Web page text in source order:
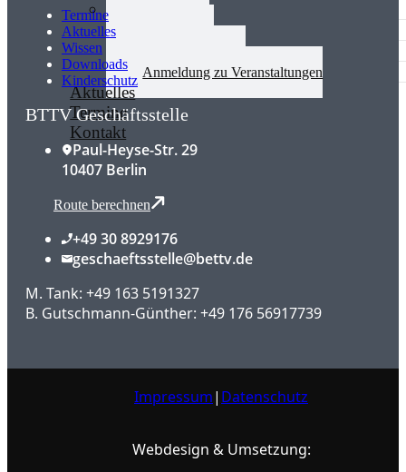
Ausbildung
Trainerbörse
Lehre Downloads
Anmeldung zu Veranstaltungen
Aktuelles
Termine
Kontakt
Termine
Aktuelles
Wissen
Downloads
Kinderschutz
BTTV Geschäftsstelle
Paul-Heyse-Str. 29
10407 Berlin
Route berechnen
+49 30 8929176
geschaeftsstelle@bettv.de
M. Tank: +49 163 5191327
B. Gutschmann-Günther: +49 176 56917739
Impressum| Datenschutz
Webdesign & Umsetzung: